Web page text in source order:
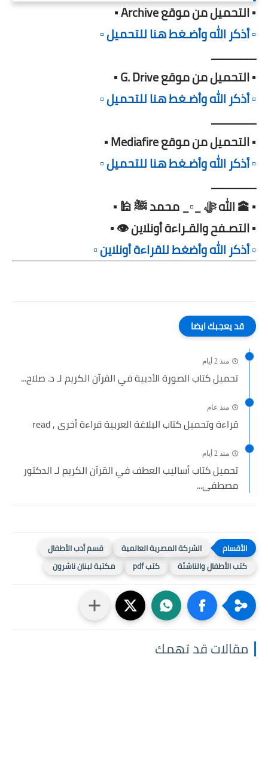
▪️ التحميل من موقع Archive ▪️
▫️ أذكر الله وأضـغط هنا للتحميل ▫️
ـــــــــــــــ
▪️ التحميل من موقع G. Drive ▪️
▫️ أذكر الله وأضـغط هنا للتحميل ▫️
ـــــــــــــــ
▪️ التحميل من موقع Mediafire ▪️
▫️ أذكر الله وأضـغط هنا للتحميل ▫️
ـــــــــــــــ
▪️ 🕋 الله ﷻ _▫️_ محمد ﷺ 🕌 ▪️
▪️ التصـفح والقـراءة أونلاين 👁️ ▪️
▫️ أذكر الله وأضغط للقراءة أونلاين ▫️
قد يعجبك ايضا
منذ 2 أيام
تحميل كتاب الصورة الأدبية في القرآن الكريم لـ د. صلاح...
منذ عام
قراءة وتحميل كتاب البلاغة العربية قراءة أخرى , read
منذ 2 أيام
تحميل كتاب أساليب العطف في القرآن الكريم لـ الدكتور
مصطفى...
الشركة المصرية العالمية
قسم أدب الأطفال
كتب الأطفال والناشئة
كتب pdf مكتبة لبنان ناشرون
مقالات قد تهمك